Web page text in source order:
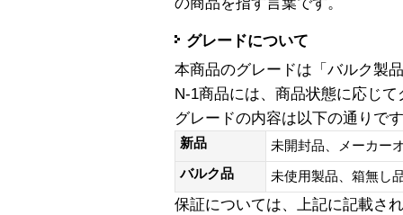
の商品を指す言葉です。
グレードについて
本商品のグレードは「バルク製
N-1商品には、商品状態に応じ
グレードの内容は以下の通りで
新品
未開封品、メーカー
バルク品
未使用製品、箱無
保証については、上記に記載さ